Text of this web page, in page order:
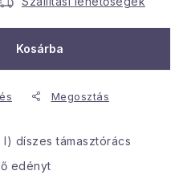
feltételei
az áruka
a mellékletről
Kosárba
Megosztás
díszes támasztórács
edényt